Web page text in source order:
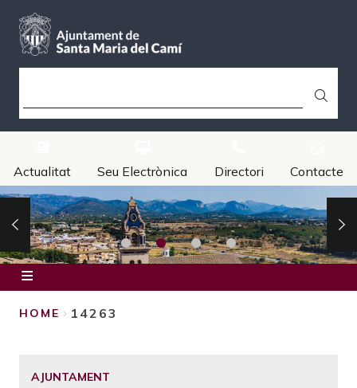
content
Actualitat Seu Electrònica Directori Contacte
Municipi
HOME 14263
AJUNTAMENT